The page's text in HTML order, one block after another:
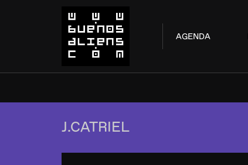
AGENDA
J.CATRIEL